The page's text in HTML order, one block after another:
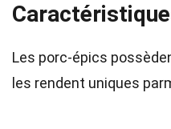
Les porc-épics
les rendent uniques